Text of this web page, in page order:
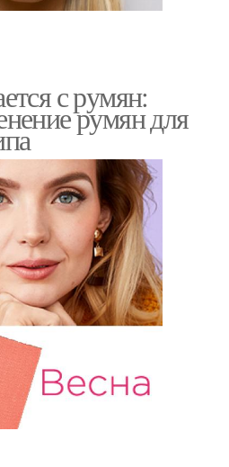
с румян:
румян для